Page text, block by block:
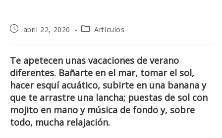
Publicación
entrada:
abril 22, 2020
Categoría
entrada:
Artículos
Te apetecen unas vacaciones de verano
diferentes. Bañarte en el mar, tomar el sol,
hacer esquí acuático, subirte en una banana y
que te arrastre una lancha; puestas de sol con
mojito en mano y música de fondo y, sobre
todo, mucha relajación.